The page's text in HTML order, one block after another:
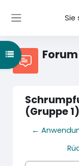
Sie
Kursindex öffnen
(Gruppe 1)
←